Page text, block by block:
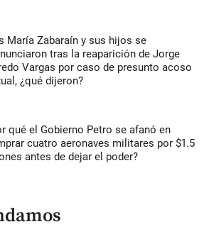
María Zabaraín y sus hijos se
tras la reaparición de Jorge
Vargas por caso de presunto acoso
¿qué dijeron?
qué el Gobierno Petro se afanó en
cuatro aeronaves militares por $1.5
antes de dejar el poder?